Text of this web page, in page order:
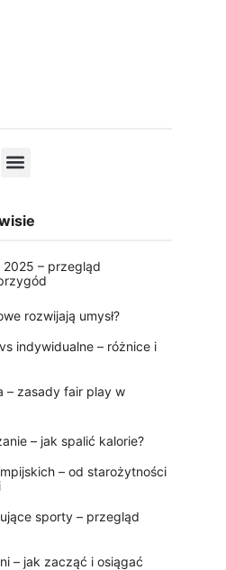
2025 – przegląd
rozwijają umysł?
indywidualne – różnice i
– zasady fair play w
– jak spalić kalorie?
– od starożytności
sporty – przegląd
– jak zacząć i osiągać